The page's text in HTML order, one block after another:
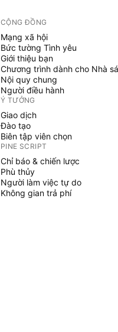
CỘNG ĐỒNG
Mạng xã hội
Bức tường Tình yêu
Giới thiệu bạn
Chương trình dành cho Nhà
Nội quy chung
Người điều hành
Ý TƯỞNG
Giao dịch
Đào tạo
Biên tập viên chọn
PINE SCRIPT
Chỉ báo & chiến lược
Phù thủy
Người làm việc tự do
Không gian trả phí